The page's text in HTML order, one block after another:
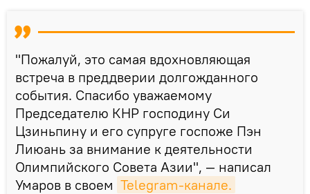
"Пожалуй, это самая вдохновляющая
встреча в преддверии долгожданного
события. Спасибо уважаемому
Председателю КНР господину Си
Цзиньпину и его супруге госпоже Пэн
Лиюань за внимание к деятельности
Олимпийского Совета Азии", — написал
Умаров в своем Telegram-канале.